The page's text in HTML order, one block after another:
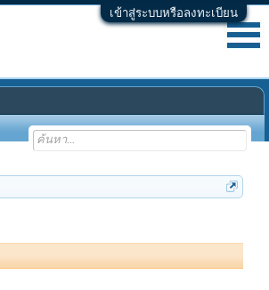
เข้าสู่ระบบหรือลงทะเบียน